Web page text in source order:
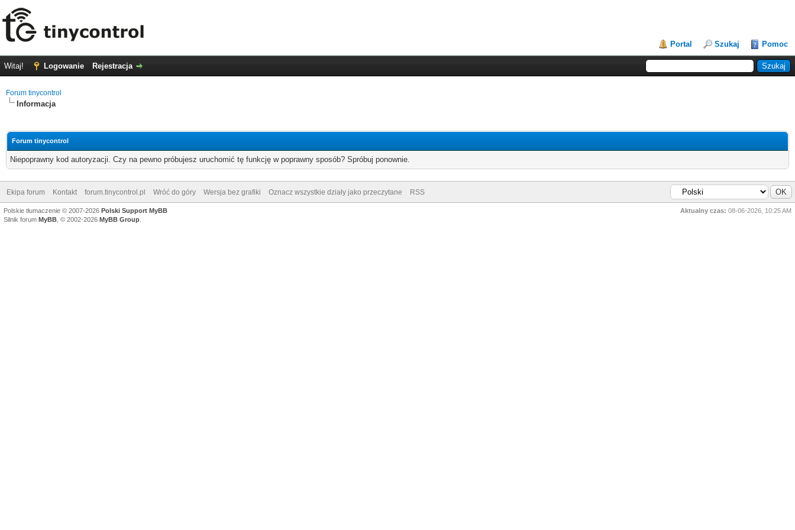
Portal Szukaj Pomoc
Witaj! Logowanie Rejestracja
Forum tinycontrol
Informacja
Forum tinycontrol
Niepoprawny kod autoryzacji. Czy na pewno próbujesz uruchomić tę funkcję w poprawny sposób? Spróbuj ponownie.
Ekipa forum Kontakt forum.tinycontrol.pl Wróć do góry Wersja bez grafiki Oznacz wszystkie działy jako przeczytane RSS
Aktualny czas: 08-06-2026, 10:25 AM
Polskie tłumaczenie © 2007-2026 Polski Support MyBB
Silnik forum MyBB , © 2002-2026 MyBB Group